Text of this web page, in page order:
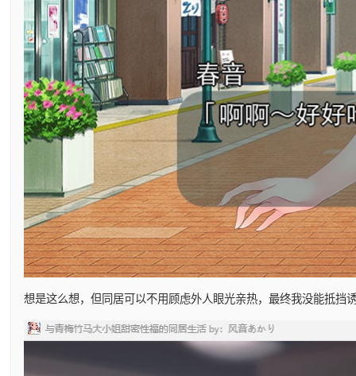
想是这么想，但同居可以不用顾虑外人眼光亲热，最终我没能抵挡